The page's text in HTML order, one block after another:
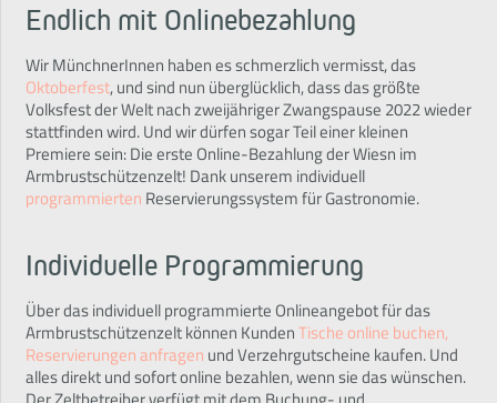
Endlich mit Onlinebezahlung
Wir MünchnerInnen haben es schmerzlich vermisst, das
Oktoberfest, und sind nun überglücklich, dass das größte
Volksfest der Welt nach zweijähriger Zwangspause 2022 wieder
stattfinden wird. Und wir dürfen sogar Teil einer kleinen
Premiere sein: Die erste Online-Bezahlung der Wiesn im
Armbrustschützenzelt! Dank unserem individuell
programmierten Reservierungssystem für Gastronomie.
Individuelle Programmierung
Über das individuell programmierte Onlineangebot für das
Armbrustschützenzelt können KundenTische online buchen,
Reservierungen anfragen und Verzehrgutscheine kaufen. Und
alles direkt und sofort online bezahlen, wenn sie das wünschen.